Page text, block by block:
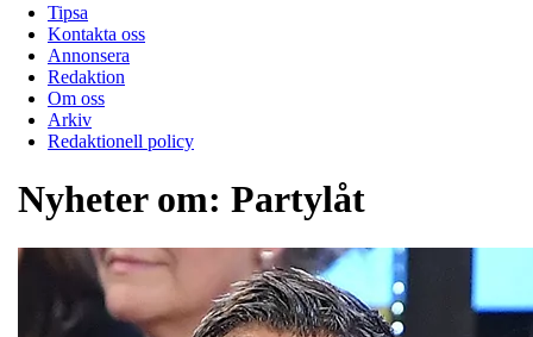
Tipsa
Kontakta oss
Annonsera
Redaktion
Om oss
Arkiv
Redaktionell policy
Nyheter om: Partylåt